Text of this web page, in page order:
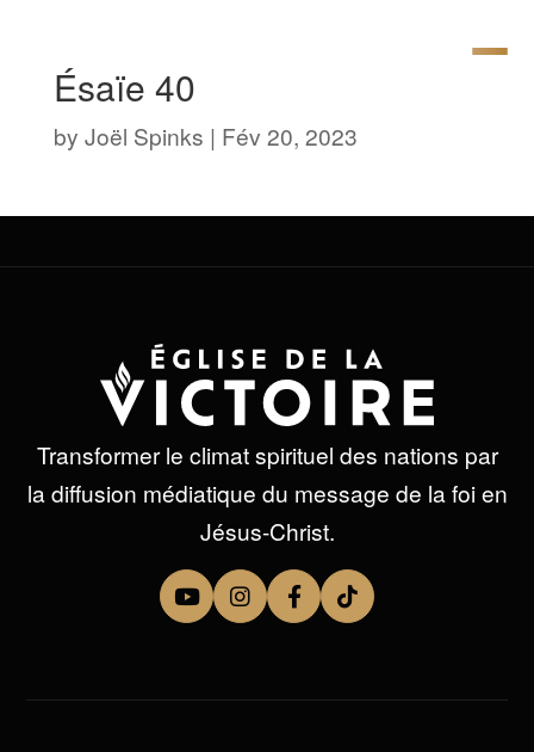
Ésaïe 40
by Joël Spinks | Fév 20, 2023
Transformer le climat spirituel des nations par
la diffusion médiatique du message de la foi en
Jésus-Christ.